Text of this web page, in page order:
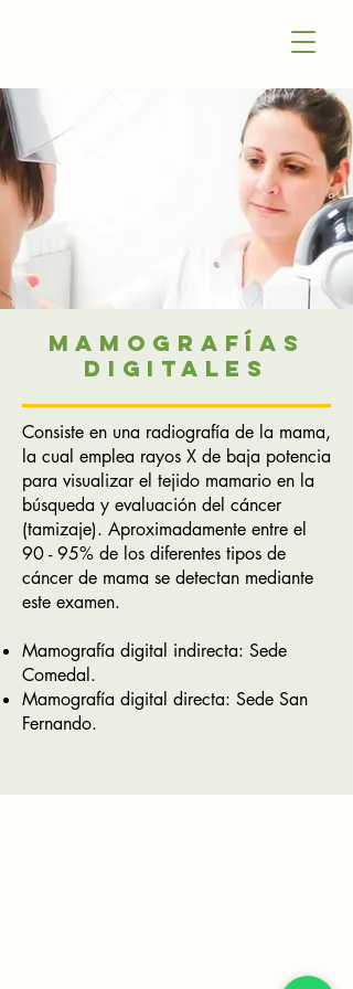
Mamografías
DIGITALES
Consiste en una radiografía de la mama,
la cual emplea rayos X de baja potencia
para visualizar el tejido mamario en la
búsqueda y evaluación del cáncer
(tamizaje). Aproximadamente entre el
90 - 95% de los diferentes tipos de
cáncer de mama se detectan mediante
este examen.
Mamografía digital indirecta: Sede
Comedal.
Mamografía digital directa: Sede San
Fernando.